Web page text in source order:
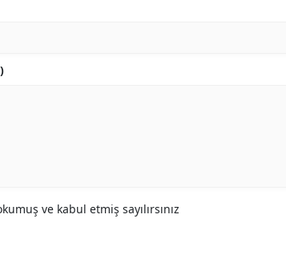
ve kabul etmiş sayılırsınız